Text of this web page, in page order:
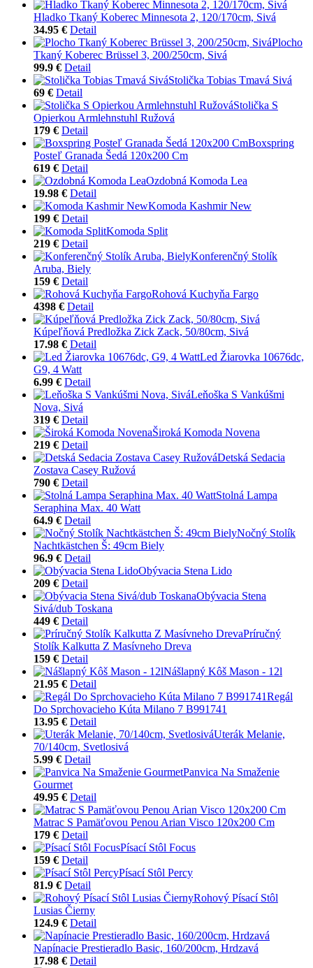
Hladko Tkaný Koberec Minnesota 2, 120/170cm, Sivá
34.95 € Detail
Plocho
Tkaný Koberec Brüssel 3, 200/250cm, Sivá
99.9 € Detail
Stolička Tobias Tmavá Sivá
69 € Detail
Stolička S
Opierkou Armlehnstuhl Ružová
179 € Detail
Boxspring
Posteľ Granada Šedá 120x200 Cm
619 € Detail
Ozdobná Komoda Lea
19.98 € Detail
Komoda Kashmir New
199 € Detail
Komoda Split
219 € Detail
Konferenčný Stolík
Aruba, Biely
159 € Detail
Rohová Kuchyňa Fargo
4398 € Detail
Kúpeľňová Predložka Zick Zack, 50/80cm, Sivá
17.98 € Detail
Led Žiarovka 10676dc,
G9, 4 Watt
6.99 € Detail
Leňoška S Vankúšmi
Nova, Sivá
319 € Detail
Široká Komoda Novena
219 € Detail
Detská Sedacia
Zostava Casey Ružová
790 € Detail
Stolná Lampa
Seraphina Max. 40 Watt
64.9 € Detail
Nočný Stolík
Nachtkästchen Š: 49cm Biely
96.9 € Detail
Obývacia Stena Lido
209 € Detail
Obývacia Stena
Sivá/dub Toskana
449 € Detail
Príručný
Stolík Kalkutta Z Masívneho Dreva
159 € Detail
Nášlapný Kôš Mason - 12l
21.95 € Detail
Regál
Do Sprchovacieho Kúta Milano 7 B991741
13.95 € Detail
Uterák Melanie,
70/140cm, Svetlosivá
5.99 € Detail
Panvica Na Smaženie
Gourmet
49.95 € Detail
Matrac S Pamäťovou Penou Arian Visco 120x200 Cm
179 € Detail
Písací Stôl Focus
159 € Detail
Písací Stôl Percy
81.9 € Detail
Rohový Písací Stôl
Lusias Čierny
124.9 € Detail
Napínacie Prestieradlo Basic, 160/200cm, Hrdzavá
17.98 € Detail